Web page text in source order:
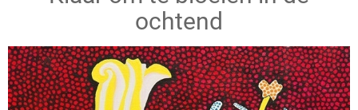
ochtend